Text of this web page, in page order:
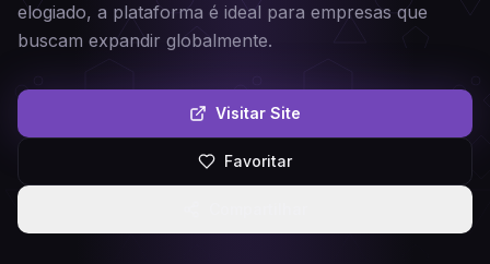
elogiado, a plataforma é ideal para empresas que
buscam expandir globalmente.
Visitar Site
Favoritar